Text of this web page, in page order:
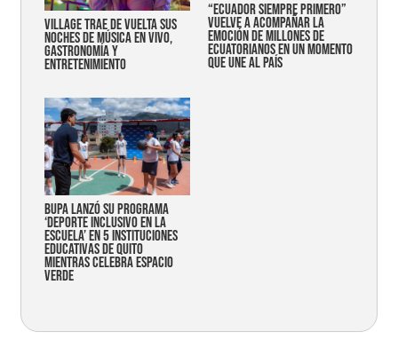
Village trae de vuelta sus
noches de música en vivo,
gastronomía y
entretenimiento
“Ecuador siempre primero”
vuelve a acompañar la
emoción de millones de
ecuatorianos en un momento
que une al país
Bupa lanzó su programa
‘Deporte Inclusivo en la
Escuela’ en 5 instituciones
educativas de Quito
mientras celebra espacio
verde